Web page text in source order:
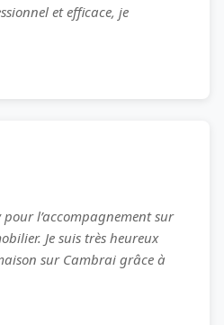
et efficace, je
l’accompagnement sur
Je suis très heureux
sur Cambrai grâce à